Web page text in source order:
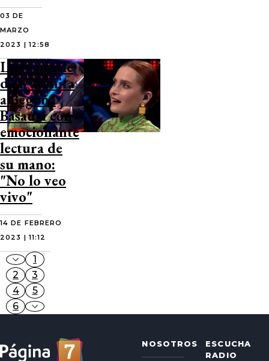
03 DE
MARZO
2023 | 12:58
Leo Caprile
dejó atónita
a Begoña
Basauri con
emocionante
lectura de
su mano:
"No lo veo
vivo"
14 DE FEBRERO
2023 | 11:12
1
2
3
4
5
6
NOSOTROS
ESCUCHA
RADIO